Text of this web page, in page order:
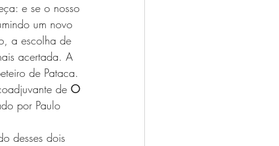
e se o nosso
um novo
a escolha de
acertada. A
de Pataca.
de O
por Paulo
desses dois